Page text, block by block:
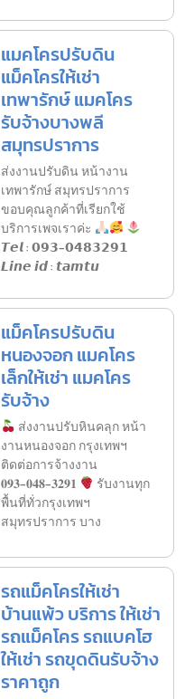
แมคโครปรับดิน
แม็คโครให้เช่า
เทพารักษ์ แมคโคร
รับจ้างบางพลี
สมุทรปราการ
ส่งงานปรับดิน หน้างาน
เทพารักษ์ สมุทรปราการ
ขอบคุณลูกค้าที่เรียกใช้
บริการเพจเราค่ะ
𝙏𝙚𝙡 : 𝟬𝟵𝟯-𝟬𝟰𝟴𝟯𝟮𝟵𝟭
𝙇𝙞𝙣𝙚 𝙞𝙙 : 𝙩𝙖𝙢𝙩𝙪
แม็คโครปรับดิน
หนองจอก แมคโคร
เล็กให้เช่า แมคโคร
รับจ้าง
ส่งงานปรับหินคลุก หน้า
งานหนองจอก กรุงเทพฯ
ติดต่อการจ้างงาน
𝟎𝟗𝟑-𝟎𝟒𝟖-𝟑𝟐𝟗𝟏
รับงานทุก
พื้นที่ทั่วกรุงเทพฯ
สมุทรปราการ บาง
รถแม็คโครให้เช่า
บ้านแพ้ว บริการ ให้เช่า
รถแม็คโคร รถแบคโฮ
ให้เช่า รถขุดดินรับจ้าง
ราคาถูก